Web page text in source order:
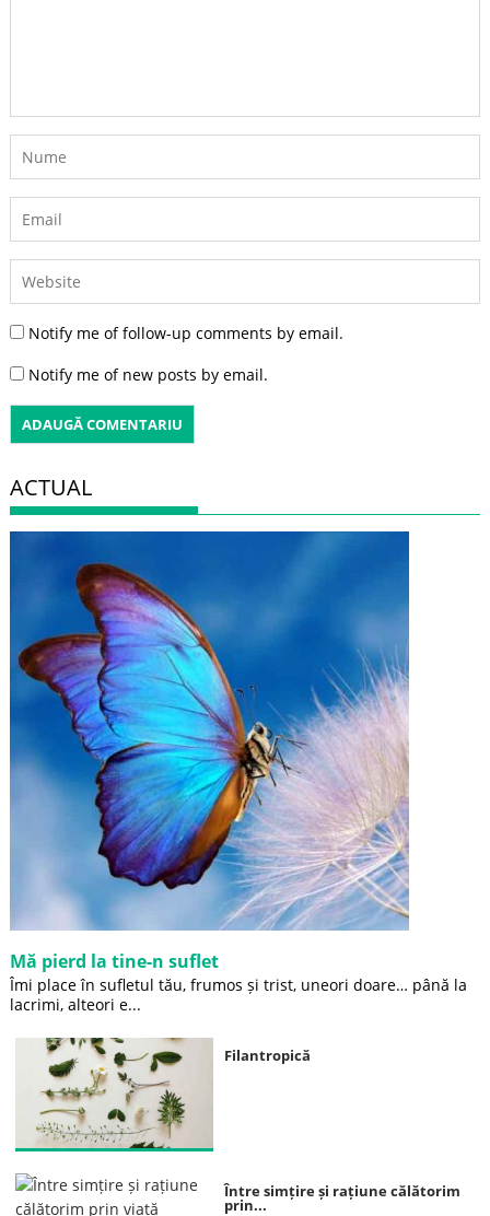
Notify me of follow-up comments by email.
Notify me of new posts by email.
ACTUAL
Mă pierd la tine-n suflet
Îmi place în sufletul tău, frumos și trist, uneori doare… până la
lacrimi, alteori e...
Filantropică
Între simțire și rațiune călătorim
prin...